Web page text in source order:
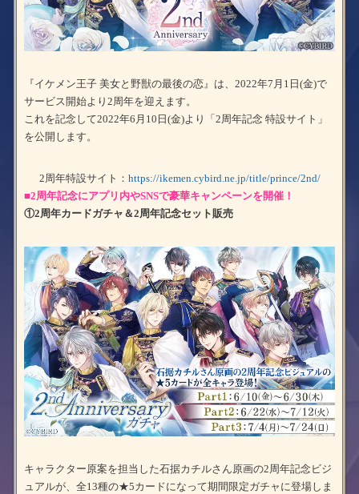
『イケメン王子 美女と野獣の最後の恋』は、2022年7月1日(金)で
サービス開始より2周年を迎えます。
これを記念して2022年6月10日(金)より「2周年記念 特設サイト」
を公開します。
2周年特設サイト： https://ikemen.cybird.ne.jp/title/prince/2nd/
■2周年記念にアプリ内やSNSで豪華キャンペーンを開催！
①2周年カードガチャ＆2周年記念セット販売
キャラクター原案を担当した石据カチルさん原画の2周年記念ビジ
ュアルが、全13種の★5カードになって期間限定ガチャに登場しま